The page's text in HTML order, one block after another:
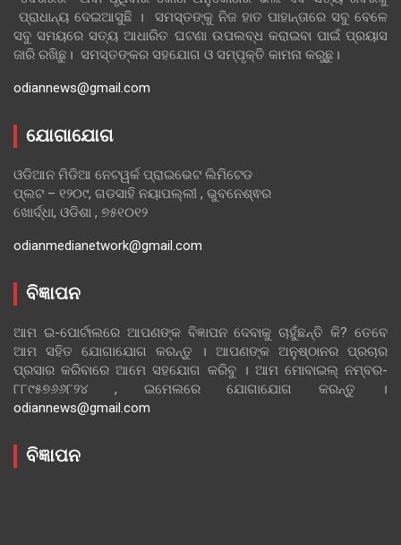
ପ୍ରାଧାନ୍ୟ ଦେଇଆସୁଛି । ସମସ୍ତଙ୍କୁ ନିଜ ହାତ ପାହାନ୍ତାରେ ସବୁ ବେଳେ
ସବୁ ସମୟରେ ସତ୍ୟ ଆଧାରିତ ଘଟଣା ଉପଲବ୍ଧ କରାଇବା ପାଇଁ ପ୍ରୟାସ
ଜାରି ରଖିଛୁ। ସମସ୍ତଙ୍କର ସହଯୋଗ ଓ ସମ୍ପୃକ୍ତି କାମନା କରୁଛୁ।
odiannews@gmail.com
ଯୋଗାଯୋଗ
ଓଡିଆନ ମିଡିଆ ନେଟୱର୍କ ପ୍ରାଇଭେଟ ଲିମିଟେଡ
ପ୍ଲଟ – ୧୨୦୯, ଗଡସାହି ନୟାପଲ୍ଲୀ , ଭୁବନେଶ୍ଵର
ଖୋର୍ଦ୍ଧା, ଓଡିଶା , ୭୫୧୦୧୨
odianmedianetwork@gmail.com
ବିଜ୍ଞାପନ
ଆମ ଇ-ପୋର୍ଟାଲରେ ଆପଣଙ୍କ ବିଜ୍ଞାପନ ଦେବାକୁ ଚାହୁଁଛନ୍ତି କି? ତେବେ
ଆମ ସହିତ ଯୋଗାଯୋଗ କରନ୍ତୁ । ଆପଣଙ୍କ ଅନୁଷ୍ଠାନର ପ୍ରଚାର
ପ୍ରସାର କରିବାରେ ଆମେ ସହଯୋଗ କରିବୁ । ଆମ ମୋବାଇଲ୍ ନମ୍ବର-
୮୮୯୫୭୬୬୮୨୪ , ଇମେଲରେ ଯୋଗାଯୋଗ କରନ୍ତୁ ।
odiannews@gmail.com
ବିଜ୍ଞାପନ